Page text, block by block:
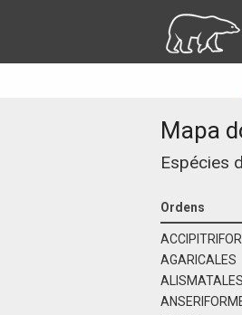
Mapa
Espécies
Ordens
AGARICALES
ALISMATALES